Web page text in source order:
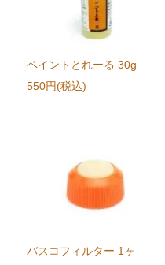
ペイントとれーる 30g
550円(税込)
バスコフィルター 1ヶ